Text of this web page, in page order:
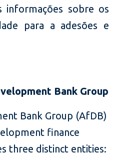
informações sobre os
para a adesões e
Bank Group
Bank Group (AfDB)
finance
three distinct entities: